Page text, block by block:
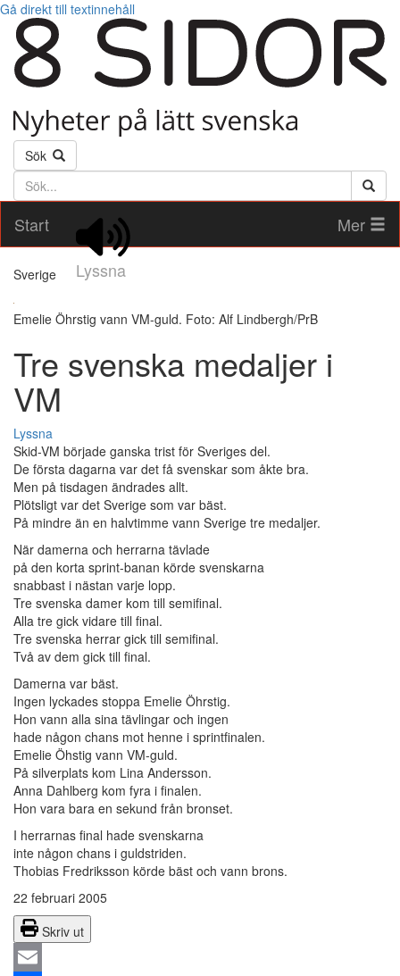
Gå direkt till textinnehåll
Sök
Söktext
Start
Lyssna
Mer
Sverige
Emelie Öhrstig vann VM-guld. Foto: Alf Lindbergh/PrB
Tre svenska medaljer i
VM
Lyssna
Skid-VM började ganska trist för Sveriges del.
De första dagarna var det få svenskar som åkte bra.
Men på tisdagen ändrades allt.
Plötsligt var det Sverige som var bäst.
På mindre än en halvtimme vann Sverige tre medaljer.
När damerna och herrarna tävlade
på den korta sprint-banan körde svenskarna
snabbast i nästan varje lopp.
Tre svenska damer kom till semifinal.
Alla tre gick vidare till final.
Tre svenska herrar gick till semifinal.
Två av dem gick till final.
Damerna var bäst.
Ingen lyckades stoppa Emelie Öhrstig.
Hon vann alla sina tävlingar och ingen
hade någon chans mot henne i sprintfinalen.
Emelie Öhstig vann VM-guld.
På silverplats kom Lina Andersson.
Anna Dahlberg kom fyra i finalen.
Hon vara bara en sekund från bronset.
I herrarnas final hade svenskarna
inte någon chans i guldstriden.
Thobias Fredriksson körde bäst och vann brons.
22 februari 2005
Skriv ut